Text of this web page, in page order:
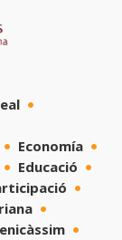
Economía
Educació